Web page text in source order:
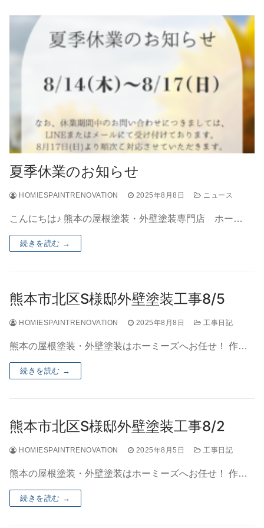
夏季休業のお知らせ
HOMIESPAINTRENOVATION 2025年8月8日 ニュース
こんにちは♪ 熊本の屋根塗装・外壁塗装専門店 ホー…
続きを読む →
熊本市北区S様邸外壁塗装工事8/5
HOMIESPAINTRENOVATION 2025年8月8日 工事日記
熊本の屋根塗装・外壁塗装はホーミーズへお任せ！ 作…
続きを読む →
熊本市北区S様邸外壁塗装工事8/2
HOMIESPAINTRENOVATION 2025年8月5日 工事日記
熊本の屋根塗装・外壁塗装はホーミーズへお任せ！ 作…
続きを読む →